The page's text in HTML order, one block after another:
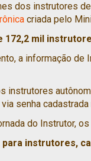
dos instrutores
criada pelo
172,2 mil
a informação de
instrutores
senha cadastrada
do Instrutor,
para instrutores,